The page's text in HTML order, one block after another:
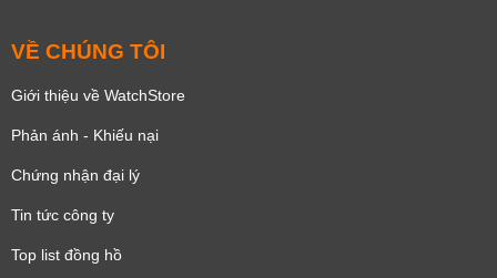
VỀ CHÚNG TÔI
Giới thiệu về WatchStore
Phản ánh - Khiếu nại
Chứng nhận đại lý
Tin tức công ty
Top list đồng hồ